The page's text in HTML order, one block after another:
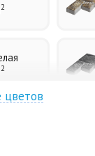
2
2
цветов